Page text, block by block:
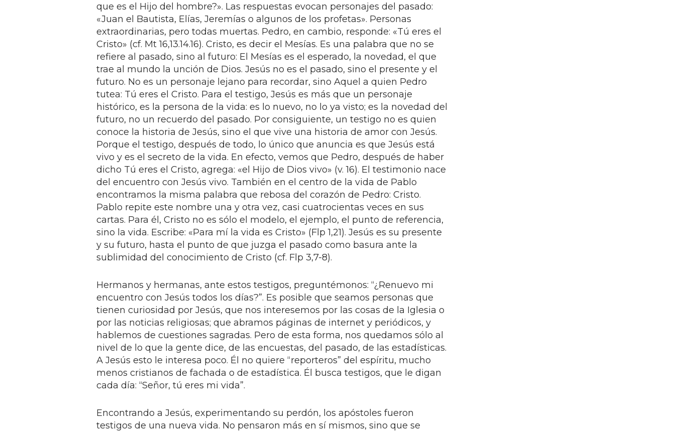
que es el Hijo del hombre?». Las respuestas evocan personajes del pasado:
«Juan el Bautista, Elías, Jeremías o algunos de los profetas». Personas
extraordinarias, pero todas muertas. Pedro, en cambio, responde: «Tú eres el
Cristo» (cf. Mt 16,13.14.16). Cristo, es decir el Mesías. Es una palabra que no se
refiere al pasado, sino al futuro: El Mesías es el esperado, la novedad, el que
trae al mundo la unción de Dios. Jesús no es el pasado, sino el presente y el
futuro. No es un personaje lejano para recordar, sino Aquel a quien Pedro
tutea: Tú eres el Cristo. Para el testigo, Jesús es más que un personaje
histórico, es la persona de la vida: es lo nuevo, no lo ya visto; es la novedad del
futuro, no un recuerdo del pasado. Por consiguiente, un testigo no es quien
conoce la historia de Jesús, sino el que vive una historia de amor con Jesús.
Porque el testigo, después de todo, lo único que anuncia es que Jesús está
vivo y es el secreto de la vida. En efecto, vemos que Pedro, después de haber
dicho Tú eres el Cristo, agrega: «el Hijo de Dios vivo» (v. 16). El testimonio nace
del encuentro con Jesús vivo. También en el centro de la vida de Pablo
encontramos la misma palabra que rebosa del corazón de Pedro: Cristo.
Pablo repite este nombre una y otra vez, casi cuatrocientas veces en sus
cartas. Para él, Cristo no es sólo el modelo, el ejemplo, el punto de referencia,
sino la vida. Escribe: «Para mí la vida es Cristo» (Flp 1,21). Jesús es su presente
y su futuro, hasta el punto de que juzga el pasado como basura ante la
sublimidad del conocimiento de Cristo (cf. Flp 3,7-8).
Hermanos y hermanas, ante estos testigos, preguntémonos: “¿Renuevo mi
encuentro con Jesús todos los días?”. Es posible que seamos personas que
tienen curiosidad por Jesús, que nos interesemos por las cosas de la Iglesia o
por las noticias religiosas; que abramos páginas de internet y periódicos, y
hablemos de cuestiones sagradas. Pero de esta forma, nos quedamos sólo al
nivel de lo que la gente dice, de las encuestas, del pasado, de las estadísticas.
A Jesús esto le interesa poco. Él no quiere “reporteros” del espíritu, mucho
menos cristianos de fachada o de estadística. Él busca testigos, que le digan
cada día: “Señor, tú eres mi vida”.
Encontrando a Jesús, experimentando su perdón, los apóstoles fueron
testigos de una nueva vida. No pensaron más en sí mismos, sino que se